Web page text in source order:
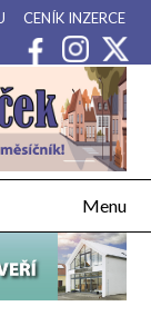
CENÍK INZERCE
Kladensko
Menu